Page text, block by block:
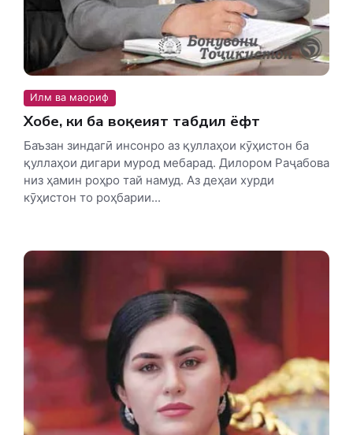
Илм ва маориф
Хобе, ки ба воқеият табдил ёфт
Баъзан зиндагӣ инсонро аз қуллаҳои кӯҳистон ба
қуллаҳои дигари мурод мебарад. Дилором Раҷабова
низ ҳамин роҳро тай намуд. Аз деҳаи хурди
кӯҳистон то роҳбарии...